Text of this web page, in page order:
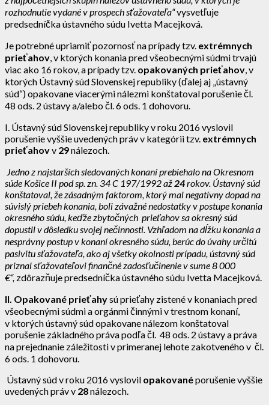
rozhodnutie vydané v prospech sťažovateľa“vysvetľuje
predsedníčka ústavného súdu Ivetta Macejková.
Je potrebné upriamiť pozornosť na prípady tzv. extrémnych
prieťahov , v ktorých konania pred všeobecnými súdmi trvajú
viac ako 16 rokov, a prípady tzv. opakovaných prieťahov , v
ktorých Ústavný súd Slovenskej republiky (ďalej aj „ústavný
súd“) opakovane viacerými nálezmi konštatoval porušenie čl.
48 ods. 2 ústavy a/alebo čl. 6 ods. 1 dohovoru.
I. Ústavný súd Slovenskej republiky v roku 2016 vyslovil
porušenie vyššie uvedených práv v kategórii tzv. extrémnych
prieťahovv 29nálezoch.
Jedno z najstarších sledovaných konaní prebiehalo na Okresnom
súde Košice II podsp. zn. 34 C 197/1992 až 24rokov. Ústavný súd
konštatoval, že zásadným faktorom, ktorý mal negatívny dopad na
súvislý priebeh konania, boli závažné nedostatky v postupe konania
okresného súdu, keďže zbytočných prieťahov sa okresný súd
dopustil v dôsledku svojej nečinnosti. Vzhľadom na dĺžku konania a
nesprávny postup v konaní okresného súdu, berúc do úvahy určitú
pasivitu sťažovateľa, ako aj všetky okolnosti prípadu, ústavný súd
priznal sťažovateľovi finančné zadosťučinenie v sume 8 000
€“, zdôrazňuje predsedníčka ústavného súdu Ivetta Macejková.
II. Opakované prieťahysú prieťahy zistené v konaniach pred
všeobecnými súdmi a orgánmi činnými v trestnom konaní,
v ktorých ústavný súd opakovane nálezom konštatoval
porušenie základného práva podľa čl. 48 ods. 2 ústavy a práva
na prejednanie záležitosti v primeranej lehote zakotveného v čl.
6 ods. 1 dohovoru.
Ústavný súd v roku 2016 vyslovil opakovanéporušenie vyššie
uvedených práv v 28nálezoch.